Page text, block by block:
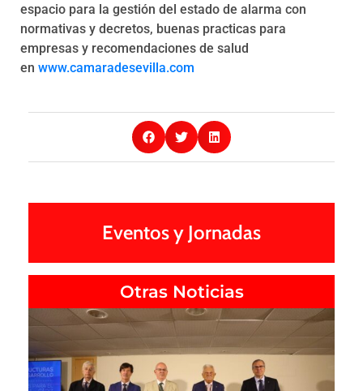
espacio para la gestión del estado de alarma con
normativas y decretos, buenas practicas para
empresas y recomendaciones de salud
en www.camaradesevilla.com
Eventos y Jornadas
Otras Noticias